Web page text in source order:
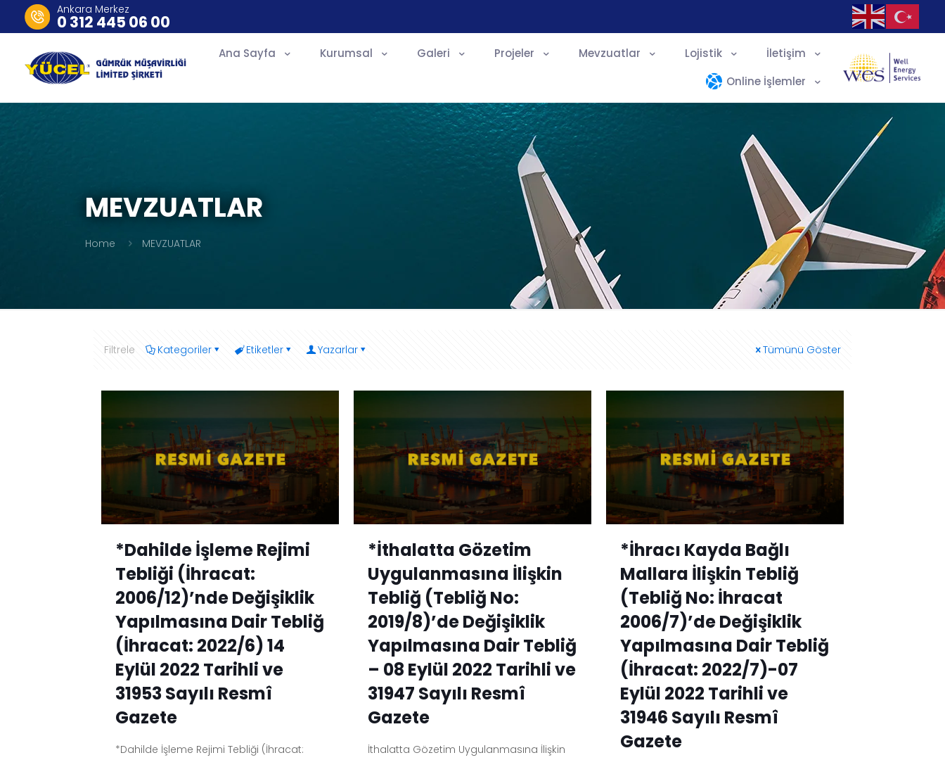
Ankara Merkez
0 312 445 06 00
Ana Sayfa Kurumsal Galeri Projeler Mevzuatlar Lojistik
İletişim
Online İşlemler
MEVZUATLAR
Home MEVZUATLAR
Filtrele Kategoriler Etiketler Yazarlar Tümünü Göster
*Dahilde İşleme Rejimi
Tebliği (İhracat:
2006/12)’nde Değişiklik
Yapılmasına Dair Tebliğ
(İhracat: 2022/6) 14
Eylül 2022 Tarihli ve
31953 Sayılı Resmî
Gazete
*Dahilde İşleme Rejimi Tebliği (İhracat:
*İthalatta Gözetim
Uygulanmasına İlişkin
Tebliğ (Tebliğ No:
2019/8)’de Değişiklik
Yapılmasına Dair Tebliğ
– 08 Eylül 2022 Tarihli ve
31947 Sayılı Resmî
Gazete
İthalatta Gözetim Uygulanmasına İlişkin
*İhracı Kayda Bağlı
Mallara İlişkin Tebliğ
(Tebliğ No: İhracat
2006/7)’de Değişiklik
Yapılmasına Dair Tebliğ
(İhracat: 2022/7)-07
Eylül 2022 Tarihli ve
31946 Sayılı Resmî
Gazete